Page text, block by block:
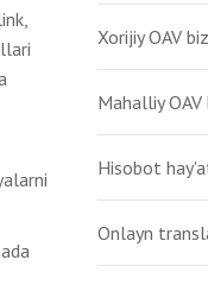
Xorijiy OAV
Mahalliy
Hisobot
Onlayn